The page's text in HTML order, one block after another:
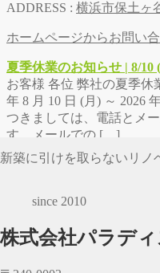
新築に引けを取らないリノ
since 2010
株式会社パラデ
ADDRESS : 横浜市保土ヶ
ホームページからお問い
夏季休業のお知らせ | 8/10
お客様 各位 弊社の夏季休
年 8 月 10 日 (月) ～ 2026
つきましては、電話とメ
す。メールでの […]